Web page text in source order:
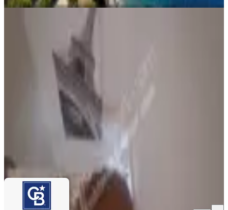
Villa
120 m²
13.900.000 ₺
Coldwell Banker Atak Gayrimenkul